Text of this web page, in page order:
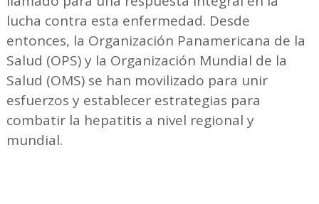
lucha contra esta enfermedad. Desde
entonces, la Organización Panamericana de la
Salud (OPS) y la Organización Mundial de la
Salud (OMS) se han movilizado para unir
esfuerzos y establecer estrategias para
combatir la hepatitis a nivel regional y
mundial.